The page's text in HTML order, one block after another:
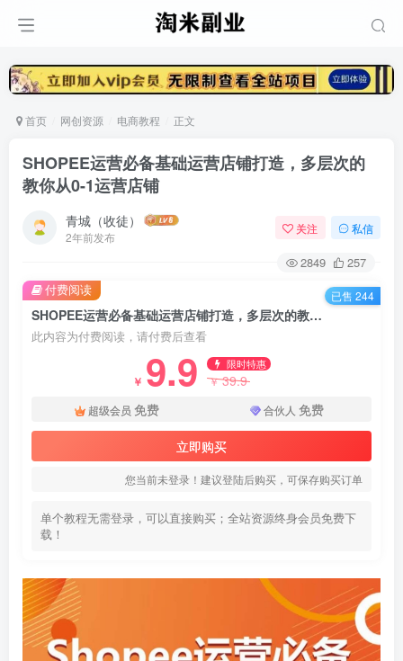
首页 网创资源 电商教程 正文
SHOPEE运营必备基础运营店铺打造，多层次的
教你从0-1运营店铺
青城（收徒）
2年前发布
关注 私信
2849 257
SHOPEE运营必备基础运营店铺打造，多层次的教你从0-1运营店铺
此内容为付费阅读，请付费后查看
￥ 9.9 限时特惠
￥39.9
超级会员 免费 合伙人 免费
立即购买
您当前未登录！建议登陆后购买，可保存购买订单
单个教程无需登录，可以直接购买；全站资源终身会员免费下
载！
付费阅读 已售 244